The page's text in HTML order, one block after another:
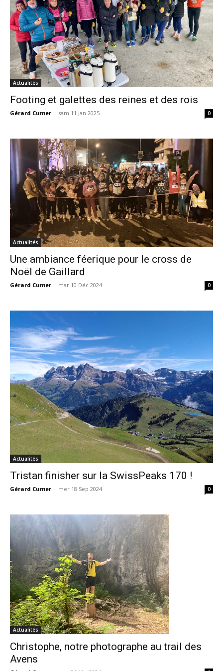
Actualités
Footing et galettes des reines et des rois
Gérard Cumer - sam 11 Jan 2025 0
Actualités
Une ambiance féerique pour le cross de
Noël de Gaillard
Gérard Cumer - mar 10 Déc 2024 0
Actualités
Tristan finisher sur la SwissPeaks 170 !
Gérard Cumer - mer 18 Sep 2024 0
Actualités
Christophe, notre photographe au trail des
Avens